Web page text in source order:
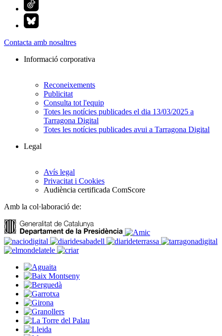
Contacta amb nosaltres
Informació corporativa
Reconeixements
Publicitat
Consulta tot l'equip
Totes les notícies publicades el dia 13/03/2025 a
Tarragona Digital
Totes les notícies publicades avui a Tarragona Digital
Legal
Avís legal
Privacitat i Cookies
Audiència certificada ComScore
Amb la col·laboració de: